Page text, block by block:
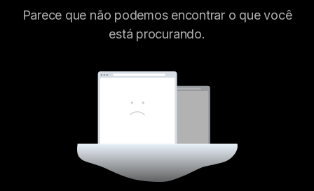
Parece que não podemos encontrar o que você
está procurando.